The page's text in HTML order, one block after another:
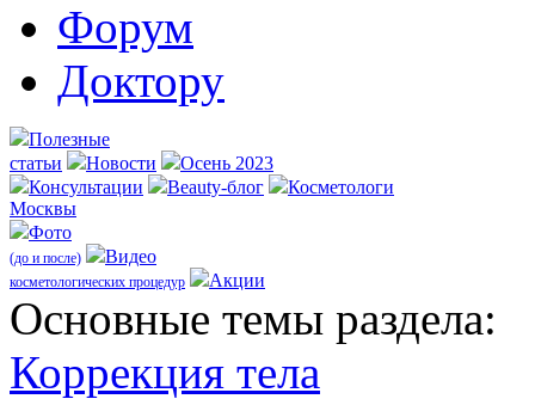
Форум
Доктору
Полезные
статьи
Новости
Осень 2023
Консультации
Beauty-блог
Косметологи
Москвы
Фото
(до и после) Видео
косметологических процедур Акции
Оcновные темы раздела:
Коррекция тела